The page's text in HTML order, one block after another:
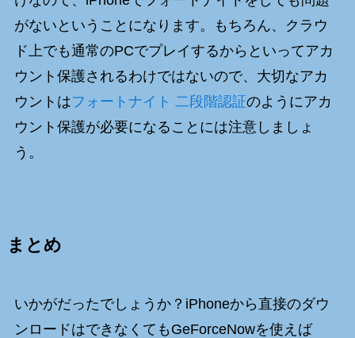
がないということになります。もちろん、クラウ
ド上でも通常のPCでプレイするからといってアカ
ウント保護されるわけではないので、大切なアカ
ウントはフォートナイト 二段階認証のようにアカ
ウント保護が必要になることには注意しましょ
う。
まとめ
いかがだったでしょうか？iPhoneから直接のダウ
ンロードはできなくてもGeForceNowを使えば